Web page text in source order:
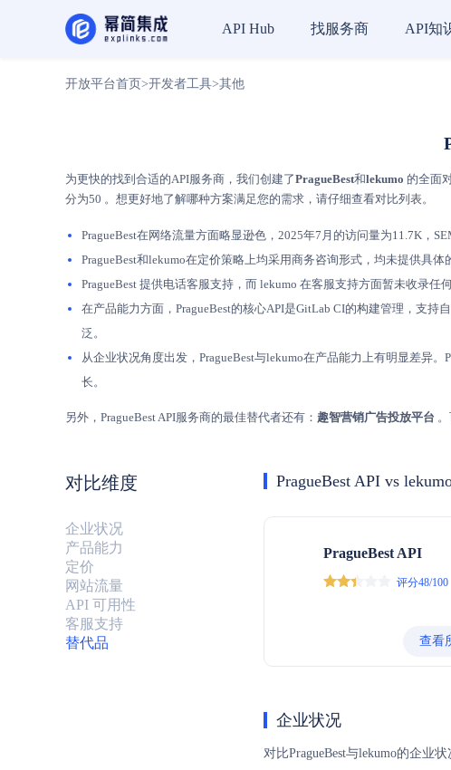
API Hub 找服务商 API知
开放平台首页 >开发者工具>其他
为更快的找到合适的API服务商，我们创建了PragueBest和lekumo 的全面
分为50 。想更好地了解哪种方案满足您的需求，请仔细查看对比列表。
PragueBest在网络流量方面略显逊色，2025年7月的访问量为11.7K，
PragueBest和lekumo在定价策略上均采用商务咨询形式，均未提供具
PragueBest 提供电话客服支持，而 lekumo 在客服支持方面暂未收录
在产品能力方面，PragueBest的核心API是GitLab CI的构建管理，支
泛。
从企业状况角度出发，PragueBest与lekumo在产品能力上有明显差异
长。
另外，PragueBest API服务商的最佳替代者还有： 趣智营销广告投放平台
对比维度
企业状况
产品能力
定价
网站流量
API 可用性
客服支持
替代品
PragueBest API vs
PragueBest API
评分48/100
查看
企业状况
对比PragueBest与lekumo的企业